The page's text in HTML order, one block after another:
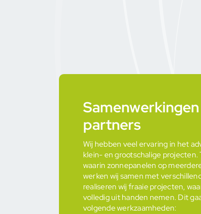
partners
Wij hebben veel ervaring in het
klein- en grootschalige
waarin zonnepanelen op
werken wij samen met
realiseren wij fraaie projecten,
volledig uit handen nemen. Dit
volgende werkzaamheden: